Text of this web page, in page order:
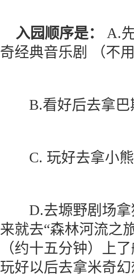
入园顺序是：
A.
奇经典音乐剧 （不
B.看好后去拿巴
C. 玩好去拿小熊
D.去塬野剧场拿
来就去“森林河流之
（约十五分钟）上
玩好以后去拿米奇